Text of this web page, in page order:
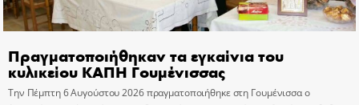
Πραγματοποιήθηκαν τα εγκαίνια του
κυλικείου ΚΑΠΗ Γουμένισσας
Την Πέμπτη 6 Αυγούστου 2026 πραγματοποιήθηκε στη Γουμένισσα ο